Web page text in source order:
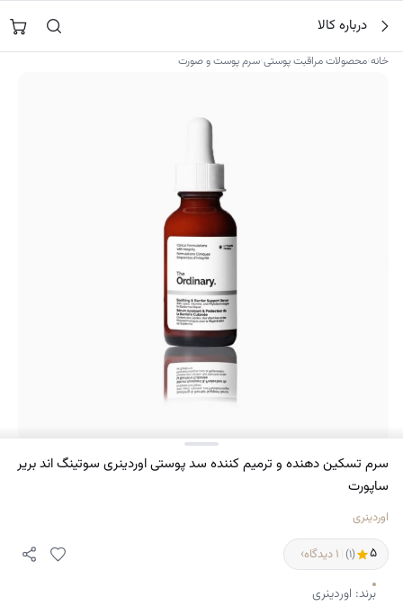
محتوا
جستجو در
درباره کالا
خانه›محصولات مراقبت پوستی›سرم پوست و صورت
سرم تسکین دهنده و ترمیم کننده سد پوستی اوردینری سوتینگ اند بریر
ساپورت
اوردینری
۵ (۱) ۱ دیدگاه ›
برند: اوردینری